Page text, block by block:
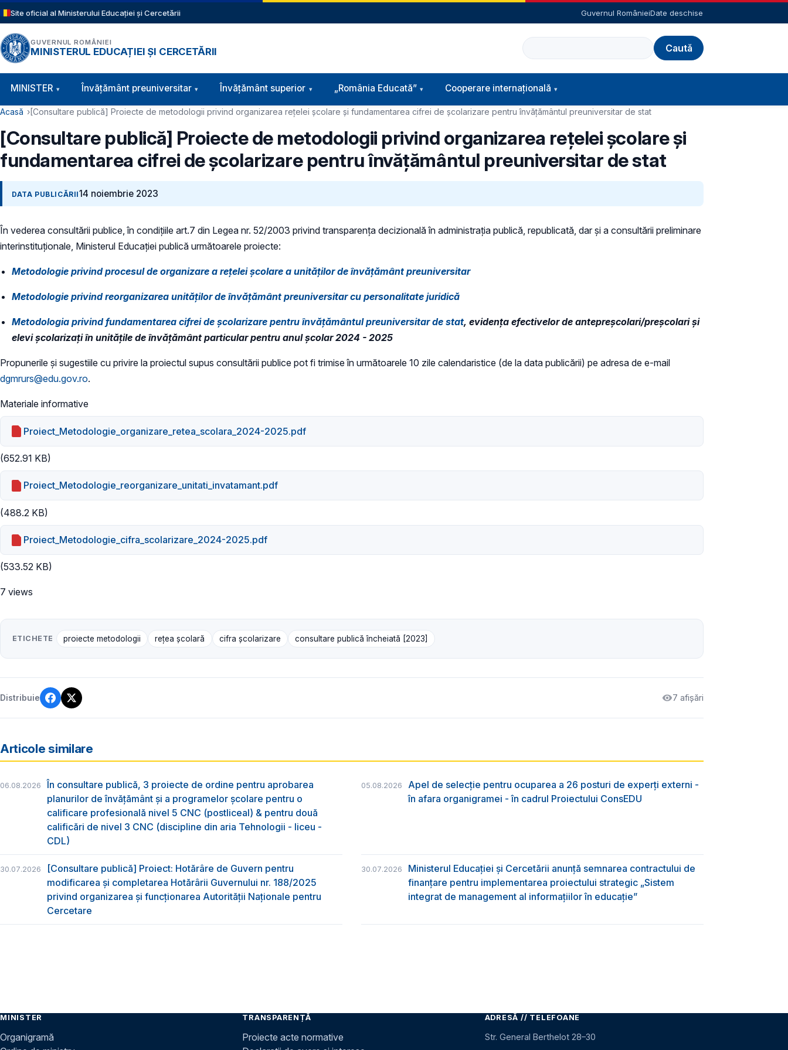
Sari la conținutul principal
Site oficial al Ministerului Educației și Cercetării Guvernul RomânieiDate deschise
GUVERNUL ROMÂNIEI
MINISTERUL EDUCAȚIEI ȘI CERCETĂRII
Caută
Navigație principală
MINISTER Învăţământ preuniversitar Învățământ superior „România Educată” Cooperare internațională
Cale de navigare
Acasă [Consultare publică] Proiecte de metodologii privind organizarea rețelei școlare și fundamentarea cifrei de școlarizare pentru învățământul preuniversitar de stat
[Consultare publică] Proiecte de metodologii privind organizarea rețelei școlare și
fundamentarea cifrei de școlarizare pentru învățământul preuniversitar de stat
DATA PUBLICĂRII14 noiembrie 2023
În vederea consultării publice, în condiţiile art.7 din Legea nr. 52/2003 privind transparenţa decizională în administraţia publică, republicată, dar și a consultării preliminare
interinstituționale, Ministerul Educaţiei publică următoarele proiecte:
Metodologie privind procesul de organizare a rețelei școlare a unităților de învățământ preuniversitar
Metodologie privind reorganizarea unităților de învățământ preuniversitar cu personalitate juridică
Metodologia privind fundamentarea cifrei de școlarizare pentru învățământul preuniversitar de stat, evidența efectivelor de antepreșcolari/preșcolari și
elevi școlarizați în unitățile de învățământ particular pentru anul școlar 2024 - 2025
​Propunerile și sugestiile cu privire la proiectul supus consultării publice pot fi trimise în următoarele 10 zile calendaristice (de la data publicării) pe adresa de e-mail
dgmrurs@edu.gov.ro.
Materiale informative
Proiect_Metodologie_organizare_retea_scolara_2024-2025.pdf
(652.91 KB)
Proiect_Metodologie_reorganizare_unitati_invatamant.pdf
(488.2 KB)
Proiect_Metodologie_cifra_scolarizare_2024-2025.pdf
(533.52 KB)
7 views
ETICHETE proiecte metodologii rețea școlară cifra școlarizare consultare publică încheiată [2023]
Distribuie 7 afișări
Articole similare
06.08.2026
În consultare publică, 3 proiecte de ordine pentru aprobarea
planurilor de învățământ și a programelor școlare pentru o
calificare profesională nivel 5 CNC (postliceal) & pentru două
calificări de nivel 3 CNC (discipline din aria Tehnologii - liceu -
CDL)
05.08.2026
Apel de selecție pentru ocuparea a 26 posturi de experți externi -
în afara organigramei - în cadrul Proiectului ConsEDU
30.07.2026
[Consultare publică] Proiect: Hotărâre de Guvern pentru
modificarea și completarea Hotărârii Guvernului nr. 188/2025
privind organizarea şi funcţionarea Autorităţii Naţionale pentru
Cercetare
30.07.2026
Ministerul Educației și Cercetării anunță semnarea contractului de
finanțare pentru implementarea proiectului strategic „Sistem
integrat de management al informațiilor în educație”
MINISTER
Organigramă
TRANSPARENȚĂ
Proiecte acte normative
ADRESĂ // TELEFOANE
Str. General Berthelot 28–30